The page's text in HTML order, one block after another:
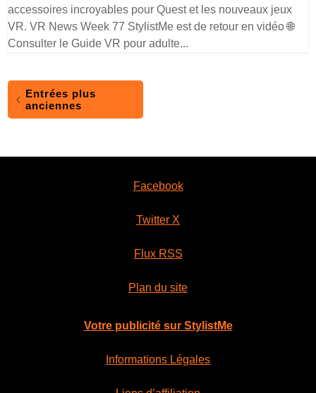
accessoires incroyables pour Quest et les nouveaux jeux
VR. VR News Week 77 StylistMe est de retour en vidéo 🌐
Consulter le Guide VR pour adulte...
Entrées plus
anciennes
Facebook
Twitter X
Flux RSS
Plan du site
Votre publicité sur StylistMe
Informations Légales